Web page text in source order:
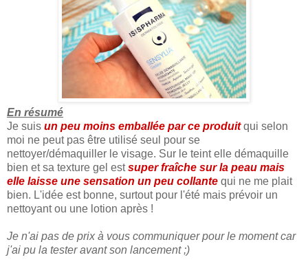
En résumé
Je suis un peu moins emballée par ce produit qui selon
moi ne peut pas être utilisé seul pour se
nettoyer/démaquiller le visage. Sur le teint elle démaquille
bien et sa texture gel estsuper fraîche sur la peau mais
elle laisse une sensation un peu collante qui ne me plait
bien. L'idée est bonne, surtout pour l'été mais prévoir un
nettoyant ou une lotion après !
Je n'ai pas de prix à vous communiquer pour le moment car
j'ai pu la tester avant son lancement ;)